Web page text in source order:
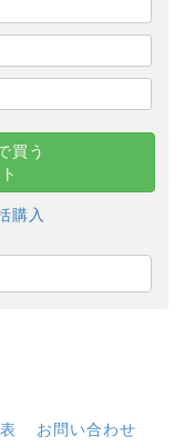
買う
購入
お問い合わせ